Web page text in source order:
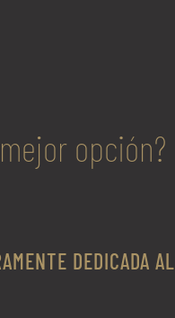
opción?
DEDICADA AL